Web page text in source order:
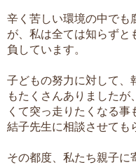
辛く苦しい環境の中でも
が、私は全ては知らずと
負しています。
子どもの努力に対して、
もたくさんありました
くて突っ走りたくなる
結子先生に相談させても
その都度、私たち親子に